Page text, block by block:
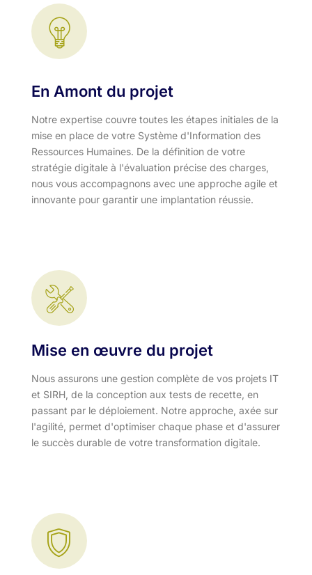
En Amont du projet
Notre expertise couvre toutes les étapes initiales de la
mise en place de votre Système d'Information des
Ressources Humaines. De la définition de votre
stratégie digitale à l'évaluation précise des charges,
nous vous accompagnons avec une approche agile et
innovante pour garantir une implantation réussie.
Mise en œuvre du projet
Nous assurons une gestion complète de vos projets IT
et SIRH, de la conception aux tests de recette, en
passant par le déploiement. Notre approche, axée sur
l'agilité, permet d'optimiser chaque phase et d'assurer
le succès durable de votre transformation digitale.